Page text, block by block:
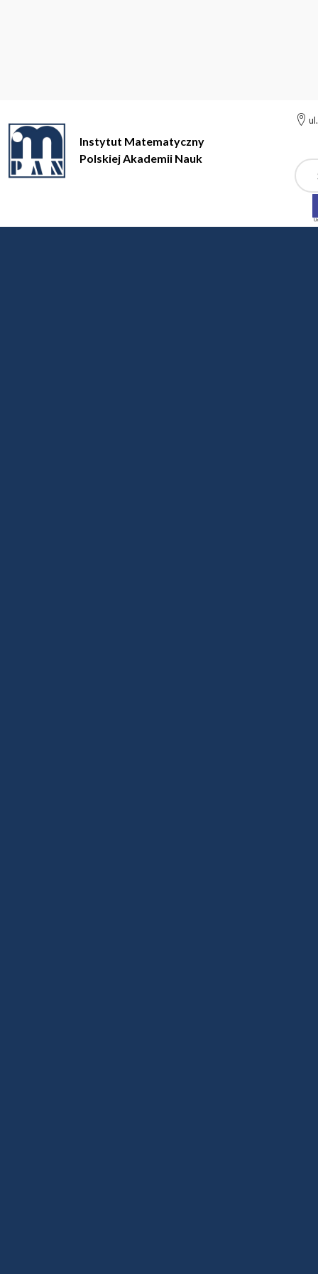
Instytut Matematyczny
Polskiej Akademii Nauk
Instytut Matematyczny Polskiej Akademii Nauk
Czwarte spotkanie -
Wystąpienie Prof. Z. Marciniaka - Podsekretarza
Sprawa organizacji Kongresu Młodych
Przyjęcie zasad funkcjonowania Konsorcjum
prof. dr hab. Stanisław Betley – Dziekan Wydziału
dr hab. Irmina Herburt – Dziekan Wydziału
prof. dr hab. Stanisław Janeczko – Dyrektor
prof. dr hab. Tadeusz Kuczumów – Dyrektor
prof. dr hab. Romuald Lenczewski – Z-ca Dyrektora
prof. dr hab. Marek Nawrocki – Dziekan Wydziału
prof. dr hab. Ryszard Pawlak – Dziekan Wydziału
prof. dr hab. Krzysztof Przesławski – Prodziekan
prof. dr hab. Andrzej Rozkosz – Dziekan Wydziału
prof. dr hab. Maciej Sablik – Dziekan Wydziału
prof. dr hab. Roman Srzednicki – Dziekan Wydziału
prof. dr hab. Jacek Świątkowski – Z-ca Dyrektora
Dziekana Wydziału Matematyki i Informatyki
prof. dr hab. Adam Jakubowski – Członek Rady Nauki
prof. dr hab. inż. Jacek Koronacki – Dyrektor
prof. dr hab. Zbigniew Marciniak – Podsekretarz
prof. dr hab. Feliks Przytycki, prof. dr hab. Łukasz
prof. dr hab. Janusz Grabowski – sekretarz naukowy